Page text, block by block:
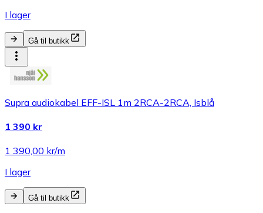
I lager
Gå til butikk
Supra audiokabel EFF-ISL 1m 2RCA-2RCA, Isblå
1 390 kr
1 390,00 kr/m
I lager
Gå til butikk